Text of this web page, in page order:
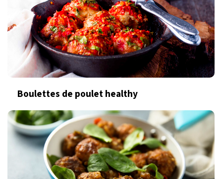
Boulettes de poulet healthy